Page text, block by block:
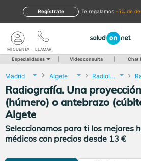
te regalamos -5% de
Regístrate
LLAMAR
MI CUENTA
Especialidades Videoconsulta Chat
Madrid Algete Radiología
Radiografía. Una
(húmero) o antebrazo
Algete
Seleccionamos para ti los mejores
médicos con precios desde 13 €